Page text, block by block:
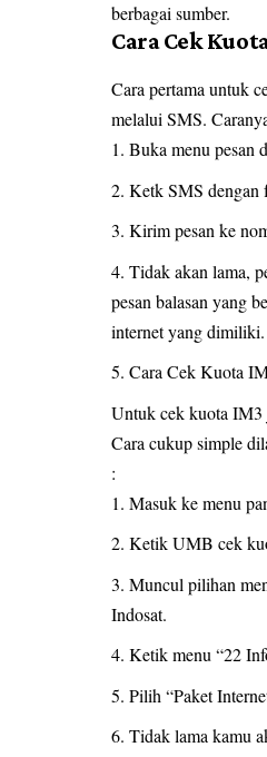
berbagai sumber.
Cara Cek
Cara pertama untuk
melalui SMS.
Buka menu pesan
Ketk SMS dengan
Kirim pesan ke
Tidak akan lama,
pesan balasan yang
internet yang dimiliki.
Cara Cek Kuota
Untuk cek kuota
Cara cukup simple
:
Masuk ke menu
Ketik UMB cek
Muncul pilihan
Indosat.
Ketik menu “22
Pilih “Paket
Tidak lama kamu